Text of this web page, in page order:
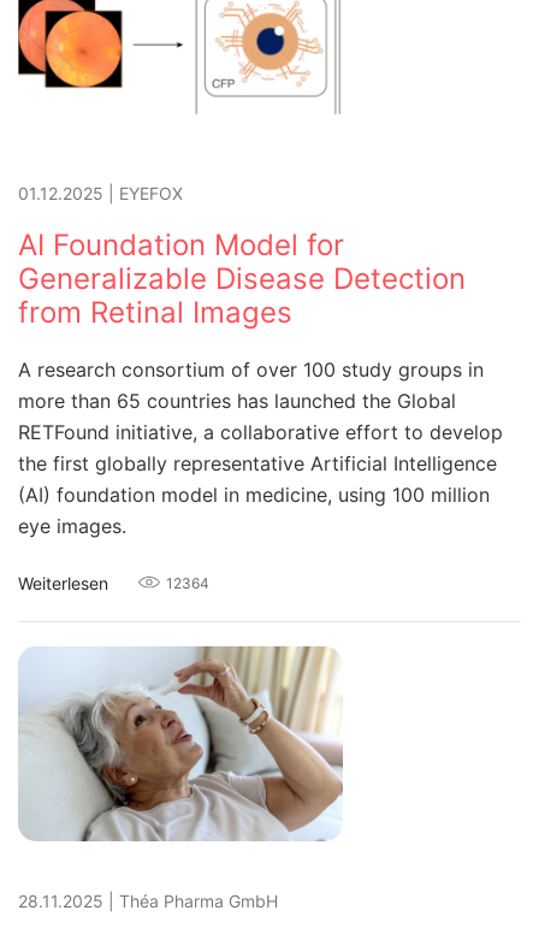
01.12.2025 EYEFOX
AI Foundation Model for
Generalizable Disease Detection
from Retinal Images
A research consortium of over 100 study groups in
more than 65 countries has launched the Global
RETFound initiative, a collaborative effort to develop
the first globally representative Artificial Intelligence
(AI) foundation model in medicine, using 100 million
eye images.
Weiterlesen 12364
28.11.2025 Théa Pharma GmbH